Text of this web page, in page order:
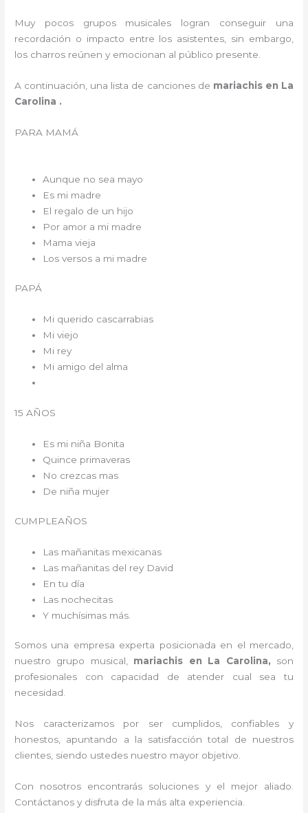
Muy pocos grupos musicales logran conseguir una
recordación o impacto entre los asistentes, sin embargo,
los charros reúnen y emocionan al público presente.
A continuación, una lista de canciones de mariachis en La
Carolina .
PARA MAMÁ
Aunque no sea mayo
Es mi madre
El regalo de un hijo
Por amor a mi madre
Mama vieja
Los versos a mi madre
PAPÁ
Mi querido cascarrabias
Mi viejo
Mi rey
Mi amigo del alma
15 AÑOS
Es mi niña Bonita
Quince primaveras
No crezcas mas
De niña mujer
CUMPLEAÑOS
Las mañanitas mexicanas
Las mañanitas del rey David
En tu día
Las nochecitas
Y muchísimas más.
Somos una empresa experta posicionada en el mercado,
nuestro grupo musical, mariachis en La Carolina, son
profesionales con capacidad de atender cual sea tu
necesidad.
Nos caracterizamos por ser cumplidos, confiables y
honestos, apuntando a la satisfacción total de nuestros
clientes, siendo ustedes nuestro mayor objetivo.
Con nosotros encontrarás soluciones y el mejor aliado.
Contáctanos y disfruta de la más alta experiencia.